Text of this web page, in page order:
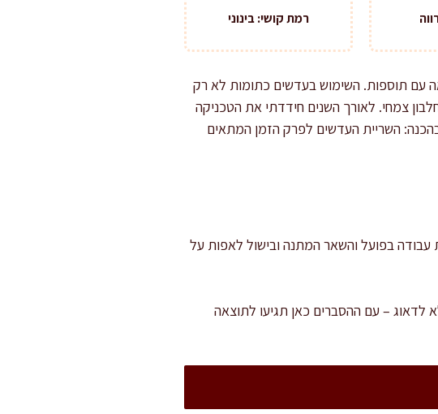
רמת קושי: בינוני
עם תוספות. השימוש בעדשים כתומות לא רק
צמחי. לאורך השנים חידדתי את הטכניקה
השריית העדשים לפרק הזמן המתאים
הוא כ-50 דקות, כולל השריית העדשים, טחינה ובישול. מתוכן, כ-10 דקות עבודה בפועל והשאר המתנה ובישול לאפות על
לדאוג – עם ההסברים כאן תגיעו לתוצאה